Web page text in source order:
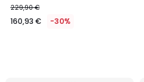
229,90 €
160,93 € -30%